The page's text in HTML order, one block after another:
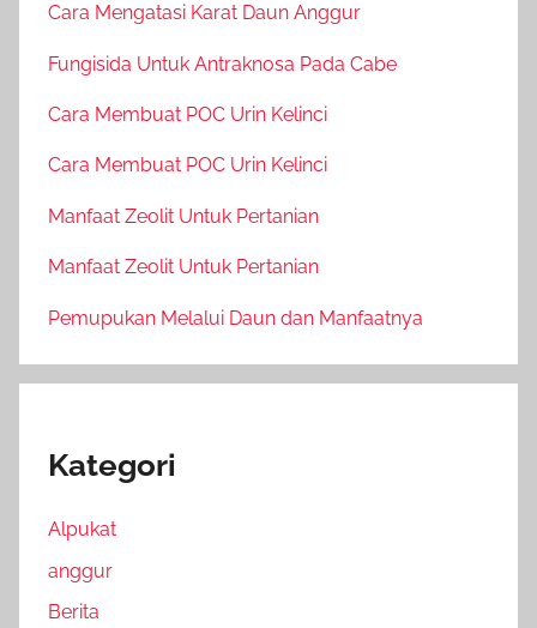
Cara Mengatasi Karat Daun Anggur
Fungisida Untuk Antraknosa Pada Cabe
Cara Membuat POC Urin Kelinci
Cara Membuat POC Urin Kelinci
Manfaat Zeolit Untuk Pertanian
Manfaat Zeolit Untuk Pertanian
Pemupukan Melalui Daun dan Manfaatnya
Kategori
Alpukat
anggur
Berita